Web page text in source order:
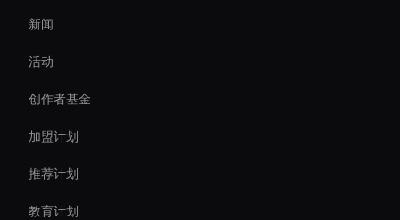
Real-Time Face Swap Ai
Real-Time Ai Video
Ai Avatar For Business
新闻
活动
创作者基金
加盟计划
推荐计划
教育计划